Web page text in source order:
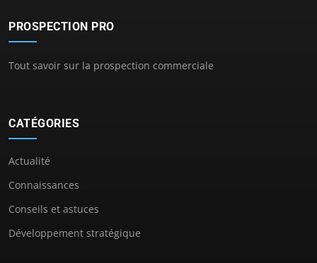
PROSPECTION PRO
Tout savoir sur la prospection commerciale
CATÉGORIES
Actualité
Connaissances
Conseils et astuces
Développement stratégique